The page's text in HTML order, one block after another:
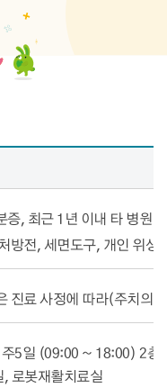
증, 최근 1년 이내 타 병원
방전, 세면도구, 개인 위
진료 사정에 따라(주치의
5일 (09:00 ~ 18:00) 2층
로봇재활치료실